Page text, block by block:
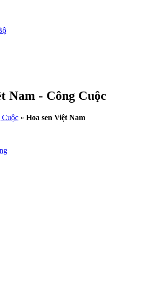
Nam - Công Cuộc
Cuộc » Hoa sen Việt Nam